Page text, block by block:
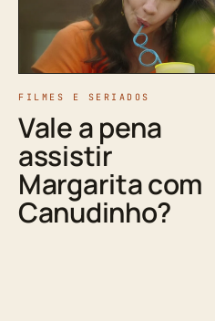
FILMES E SERIADOS
Vale a pena
assistir
Margarita com
Canudinho?